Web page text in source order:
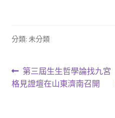
分類: 未分類
文
章
上
一
第三屆生生哲學論找九宮
格見證壇在山東濟南召開